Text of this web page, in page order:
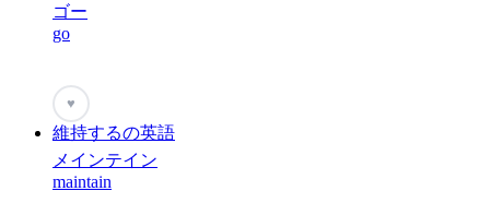
ゴー
go
♥
維持するの英語
メインテイン
maintain